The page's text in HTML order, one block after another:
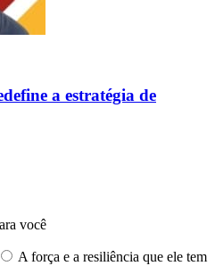
a estratégia de
você
A força e a resiliência que ele tem